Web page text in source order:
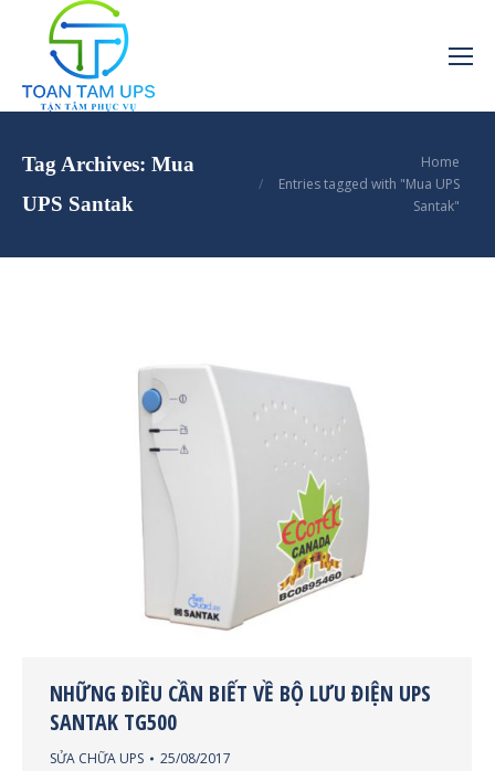
Tag Archives: Mua
UPS Santak
Home
Entries tagged with "Mua UPS
Santak"
NHỮNG ĐIỀU CẦN BIẾT VỀ BỘ LƯU ĐIỆN UPS
SANTAK TG500
SỬA CHỮA UPS 25/08/2017